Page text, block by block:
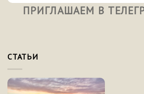
ПРИГЛАШАЕМ В
СТАТЬИ